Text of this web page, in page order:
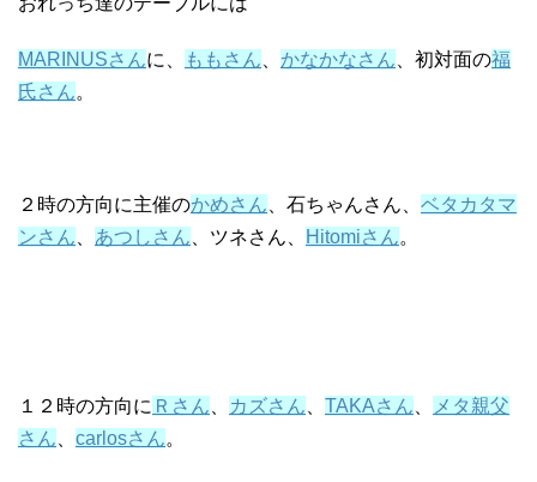
MARINUSさんに、 ももさん かなかなさん 、初対面の福
氏さん。
２時の方向に主催のかめさん 石ちゃんさん
ベタカタマ
ンさん
あつしさん ツネさん Hitomiさん。
１２時の方向に Ｒさん カズさん TAKAさん
メタ親父
さん
carlosさん。